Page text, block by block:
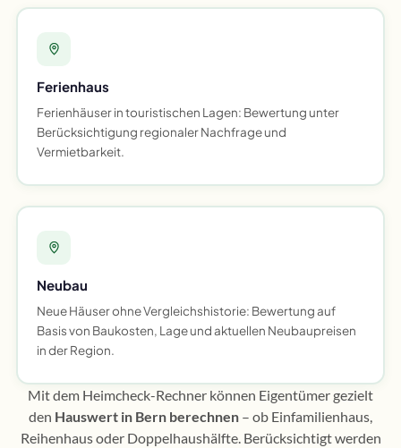
Ferienhaus
Ferienhäuser in touristischen Lagen: Bewertung unter
Berücksichtigung regionaler Nachfrage und
Vermietbarkeit.
Neubau
Neue Häuser ohne Vergleichshistorie: Bewertung auf
Basis von Baukosten, Lage und aktuellen Neubaupreisen
in der Region.
Mit dem Heimcheck-Rechner können Eigentümer gezielt
den Hauswert in Bern berechnen – ob Einfamilienhaus,
Reihenhaus oder Doppelhaushälfte. Berücksichtigt werden